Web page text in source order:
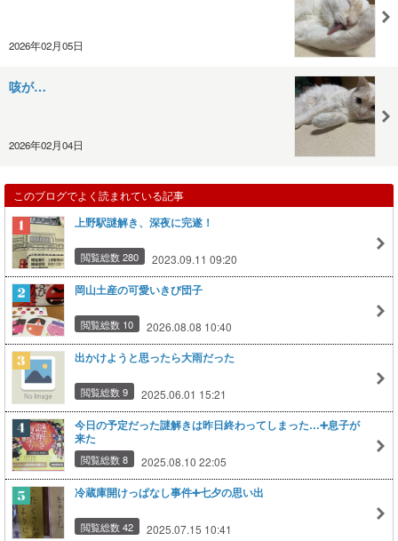
2026年02月05日
咳が…
2026年02月04日
このブログでよく読まれている記事
上野駅謎解き、深夜に完遂！
閲覧総数 280 2023.09.11 09:20
岡山土産の可愛いきび団子
閲覧総数 10 2026.08.08 10:40
出かけようと思ったら大雨だった
閲覧総数 9 2025.06.01 15:21
今日の予定だった謎解きは昨日終わってしまった…➕息子が
来た
閲覧総数 8 2025.08.10 22:05
冷蔵庫開けっぱなし事件➕七夕の思い出
閲覧総数 42 2025.07.15 10:41